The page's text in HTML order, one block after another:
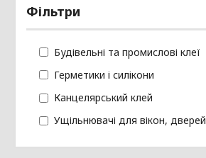
Фільтри
Будівельні та промислові клеї
Герметики і силікони
Канцелярський клей
Ущільнювачі для вікон, дверей